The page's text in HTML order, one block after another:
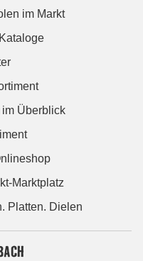
im Markt
Überblick
Marktplatz
Platten. Dielen